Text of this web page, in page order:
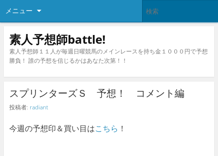
メニュー
素人予想師battle!
素人予想師１１人が毎週日曜競馬のメインレースを持ち金１０００円で予想
勝負！ 誰の予想を信じるかはあなた次第！！
スプリンターズＳ 予想！ コメント編
投稿者: radiant
今週の予想印＆買い目はこちら ！